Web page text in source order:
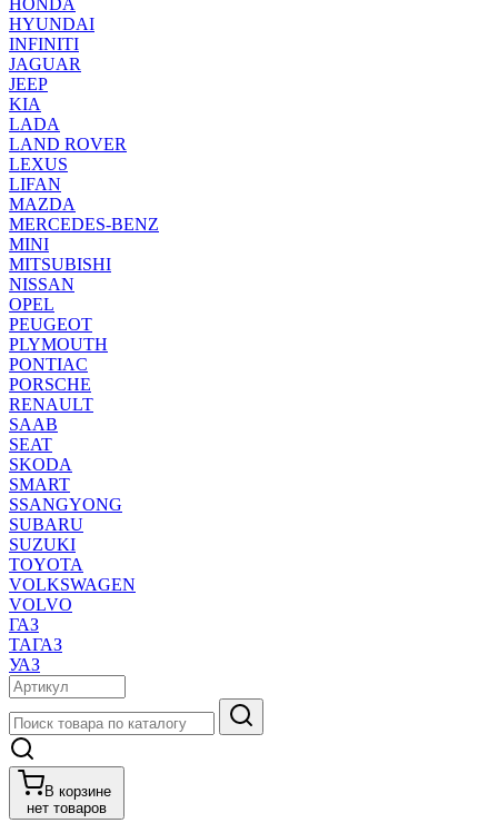
HONDA
HYUNDAI
INFINITI
JAGUAR
JEEP
KIA
LADA
LAND ROVER
LEXUS
LIFAN
MAZDA
MERCEDES-BENZ
MINI
MITSUBISHI
NISSAN
OPEL
PEUGEOT
PLYMOUTH
PONTIAC
PORSCHE
RENAULT
SAAB
SEAT
SKODA
SMART
SSANGYONG
SUBARU
SUZUKI
TOYOTA
VOLKSWAGEN
VOLVO
ГАЗ
ТАГАЗ
УАЗ
В корзине
нет товаров